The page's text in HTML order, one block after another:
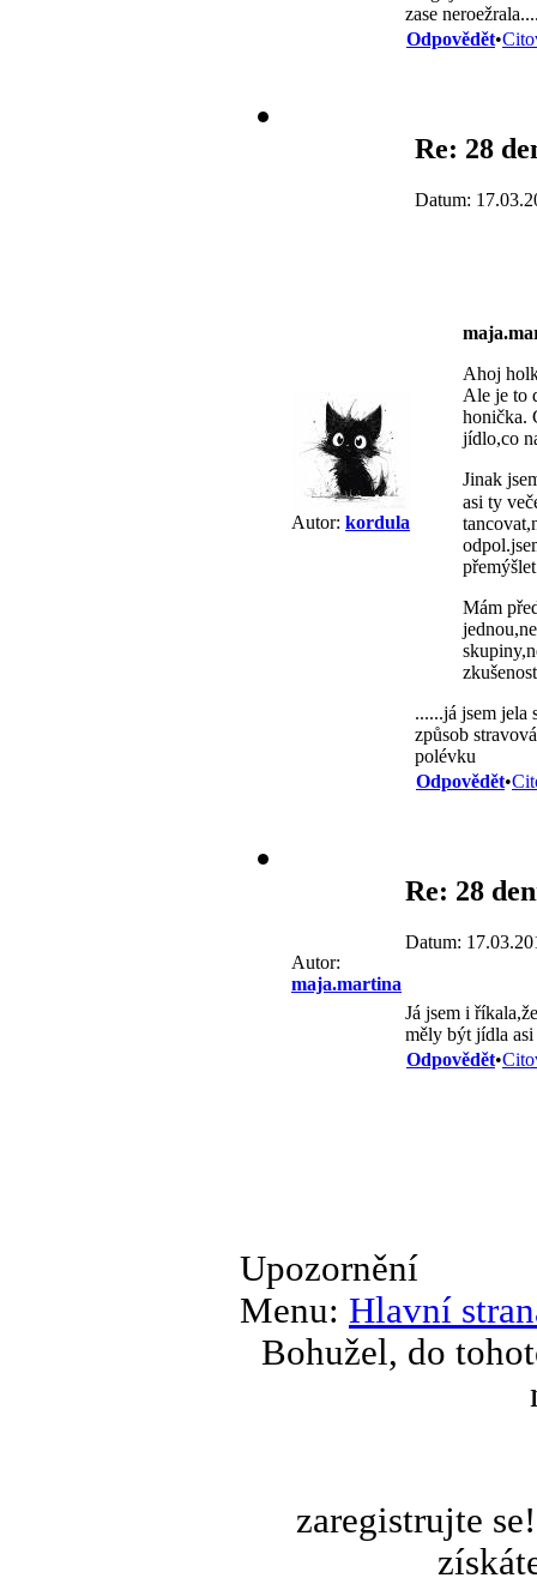
zase
Odpovědět•
Autor: kordula
Re: 28
Datum:
Ahoj
Ale je to
honička.
jídlo,co
Jinak
asi ty
Mám
......já jsem jela
způsob
polévku
Odpovědět•
Autor:
maja.martina
Re: 28
Datum:
Já jsem i
měly být jídla asi
Odpovědět•
Upozornění
Menu: Hlavní
Bohužel, do
zaregistrujte